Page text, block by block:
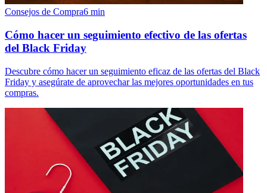
Consejos de Compra6 min
Cómo hacer un seguimiento efectivo de las ofertas
del Black Friday
Descubre cómo hacer un seguimiento eficaz de las ofertas del Black
Friday y asegúrate de aprovechar las mejores oportunidades en tus
compras.